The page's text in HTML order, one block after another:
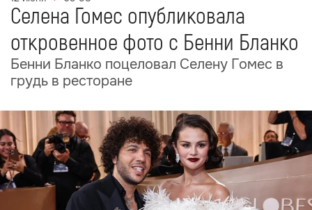
Селена Гомес опубликовала
откровенное фото с Бенни Бланко
Бенни Бланко поцеловал Селену Гомес в
грудь в ресторане